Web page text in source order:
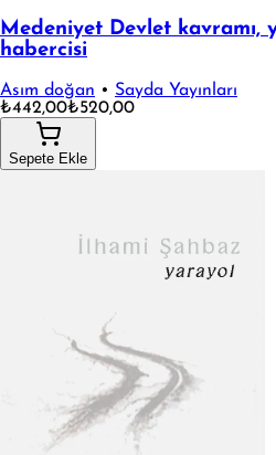
Medeniyet Devlet kavramı,
habercisi
Asım doğan • Sayda Yayınları
₺442,00₺520,00
Sepete Ekle